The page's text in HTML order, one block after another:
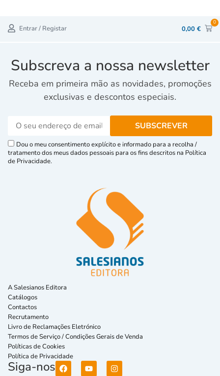
Entrar / Registar 0,00 €
0
Subscreva a nossa newsletter
Receba em primeira mão as novidades, promoções
exclusivas e descontos especiais.
Dou o meu consentimento explícito e informado para a recolha /
tratamento dos meus dados pessoais para os fins descritos na Política
de Privacidade.
A Salesianos Editora
Catálogos
Contactos
Recrutamento
Livro de Reclamações Eletrónico
Termos de Serviço / Condições Gerais de Venda
Políticas de Cookies
Política de Privacidade
Siga-nos